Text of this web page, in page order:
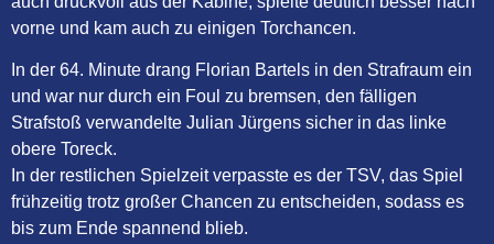
vorne und kam auch zu einigen Torchancen.
In der 64. Minute drang Florian Bartels in den Strafraum ein
und war nur durch ein Foul zu bremsen, den fälligen
Strafstoß verwandelte Julian Jürgens sicher in das linke
obere Toreck.
In der restlichen Spielzeit verpasste es der TSV, das Spiel
frühzeitig trotz großer Chancen zu entscheiden, sodass es
bis zum Ende spannend blieb.